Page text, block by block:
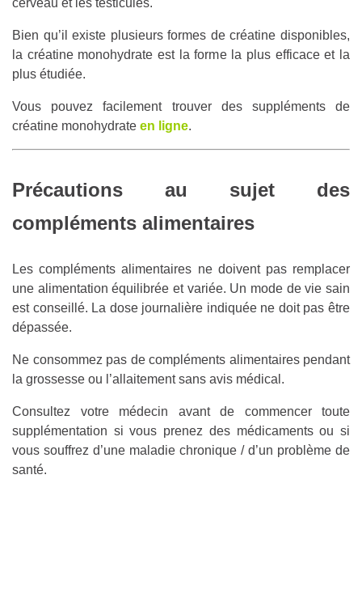
Bien qu’il existe plusieurs formes de créatine disponibles,
la créatine monohydrate est la forme la plus efficace et la
plus étudiée.
Vous pouvez facilement trouver des suppléments de
créatine monohydrate en ligne.
Précautions au sujet des
compléments alimentaires
Les compléments alimentaires ne doivent pas remplacer
une alimentation équilibrée et variée. Un mode de vie sain
est conseillé. La dose journalière indiquée ne doit pas être
dépassée.
Ne consommez pas de compléments alimentaires pendant
la grossesse ou l’allaitement sans avis médical.
Consultez votre médecin avant de commencer toute
supplémentation si vous prenez des médicaments ou si
vous souffrez d’une maladie chronique / d’un problème de
santé.